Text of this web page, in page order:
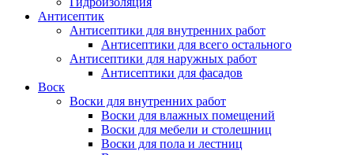
Антисептик
Антисептики для внутренних работ
Антисептики для всего остального
Антисептики для наружных работ
Антисептики для фасадов
Воск
Воски для внутренних работ
Воски для влажных помещений
Воски для мебели и столешниц
Воски для пола и лестниц